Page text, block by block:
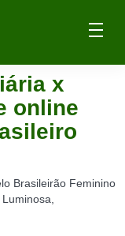
x
online
Brasileirão Feminino